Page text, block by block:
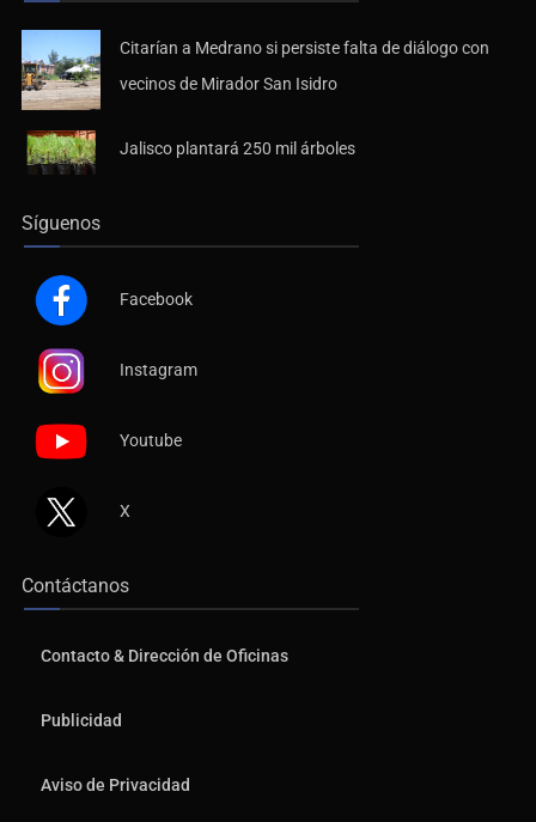
Citarían a Medrano si persiste falta de diálogo con
vecinos de Mirador San Isidro
Jalisco plantará 250 mil árboles
Síguenos
Facebook
Instagram
Youtube
X
Contáctanos
Contacto & Dirección de Oficinas
Publicidad
Aviso de Privacidad